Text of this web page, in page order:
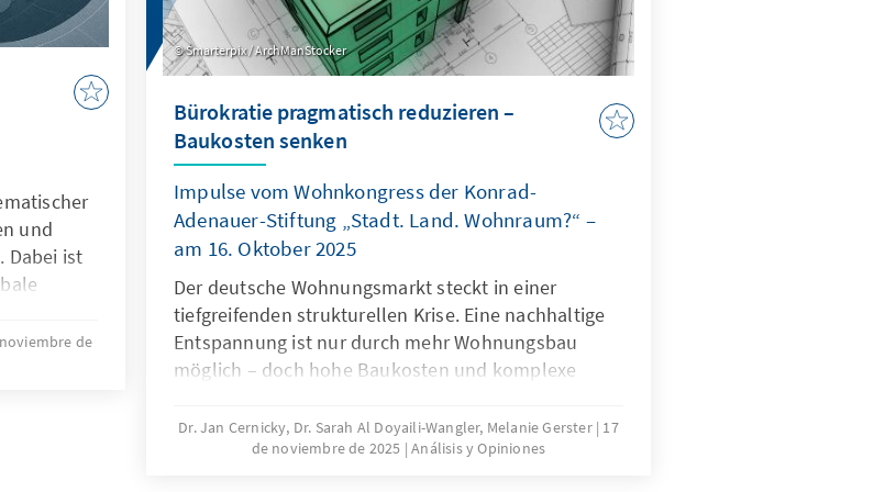
und
Dabei ist
nur
de
Smarterpix / ArchManStocker
Bürokratie pragmatisch reduzieren –
Baukosten senken
Impulse vom Wohnkongress der Konrad-
Adenauer-Stiftung „Stadt. Land. Wohnraum?“ –
am 16. Oktober 2025
Der deutsche Wohnungsmarkt steckt in einer
tiefgreifenden strukturellen Krise. Eine nachhaltige
Entspannung ist nur durch mehr Wohnungsbau
möglich – doch hohe Baukosten und komplexe
erheblich. Zur Lösung des Problems bedarf es einer
dringenden Reduktion regulatorischer Komplexität.
Dr. Jan Cernicky, Dr. Sarah Al Doyaili-Wangler, Melanie Gerster 17
de noviembre de 2025 Análisis y Opiniones